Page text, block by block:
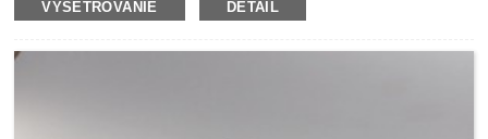
a zväzovanie poly vreciek v supermarketoch, obchodoch s
Ako nosnú fóliu používa flexibilné PVC a potiahnuté
VYŠETROVANIE DETAIL